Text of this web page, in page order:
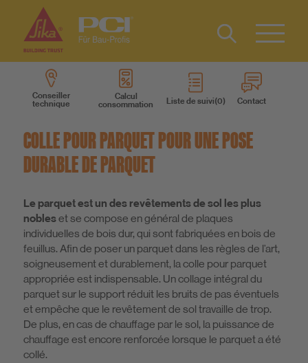
Produits
Systèmes des produits
Services
Connaissances
A propos de nous
Type 2 or
more
characters
Conseiller
technique
Calcul
consommation
Liste de suivi Contact
Contact
DE
IT
COLLE POUR PARQUET POUR UNE POSE
DURABLE DE PARQUET
Le parquet est un des revêtements de sol les plus
nobleset se compose en général de plaques
individuelles de bois dur, qui sont fabriquées en bois de
feuillus. Afin de poser un parquet dans les règles de l’art,
soigneusement et durablement, la colle pour parquet
appropriée est indispensable. Un collage intégral du
parquet sur le support réduit les bruits de pas éventuels
et empêche que le revêtement de sol travaille de trop.
De plus, en cas de chauffage par le sol, la puissance de
chauffage est encore renforcée lorsque le parquet a été
collé.